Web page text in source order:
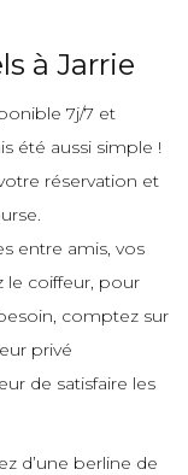
à Jarrie
7j/7 et
été aussi simple !
réservation et
entre amis, vos
le coiffeur, pour
comptez sur
privé
de satisfaire les
d’une berline de